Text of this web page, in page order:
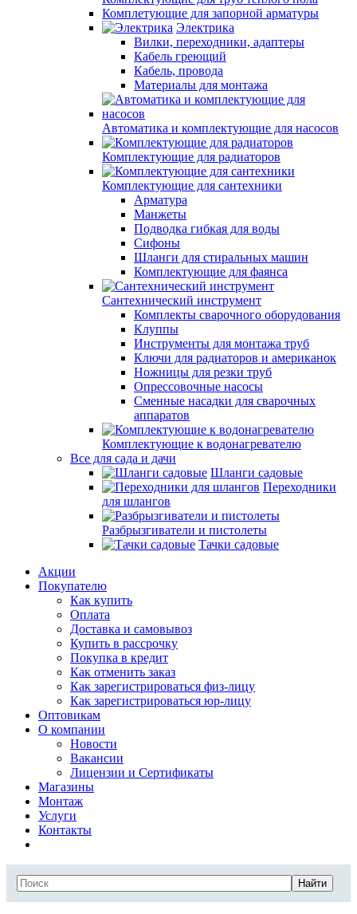
Комплетующие для запорной арматуры
Электрика
Вилки, переходники, адаптеры
Кабель греющий
Кабель, провода
Материалы для монтажа
Автоматика и комплектующие для насосов
Комплектующие для радиаторов
Комплектующие для сантехники
Арматура
Манжеты
Подводка гибкая для воды
Сифоны
Шланги для стиральных машин
Комплектующие для фаянса
Сантехнический инструмент
Комплекты сварочного оборудования
Клуппы
Инструменты для монтажа труб
Ключи для радиаторов и американок
Ножницы для резки труб
Опрессовочные насосы
Сменные насадки для сварочных
аппаратов
Комплектующие к водонагревателю
Все для сада и дачи
Шланги садовые
Переходники
для шлангов
Разбрызгиватели и пистолеты
Тачки садовые
Акции
Покупателю
Как купить
Оплата
Доставка и самовывоз
Купить в рассрочку
Покупка в кредит
Как отменить заказ
Как зарегистрироваться физ-лицу
Как зарегистрироваться юр-лицу
Оптовикам
О компании
Новости
Вакансии
Лицензии и Сертификаты
Магазины
Монтаж
Услуги
Контакты
Найти